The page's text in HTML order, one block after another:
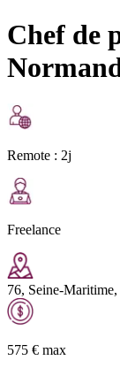
Chef de
Remote : 2j
Freelance
76, Seine-
575 € max